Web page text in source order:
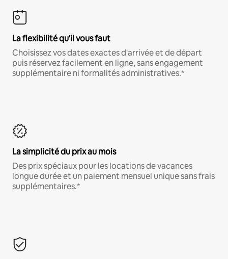
La flexibilité qu'il vous faut
Choisissez vos dates exactes d'arrivée et de départ
puis réservez facilement en ligne, sans engagement
supplémentaire ni formalités administratives.*
La simplicité du prix au mois
Des prix spéciaux pour les locations de vacances
longue durée et un paiement mensuel unique sans frais
supplémentaires.*